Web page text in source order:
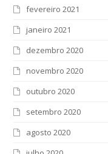
fevereiro 2021
janeiro 2021
dezembro 2020
novembro 2020
outubro 2020
setembro 2020
agosto 2020